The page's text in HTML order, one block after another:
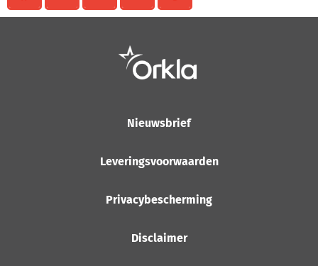
Nieuwsbrief
Leveringsvoorwaarden
Privacybescherming
Disclaimer